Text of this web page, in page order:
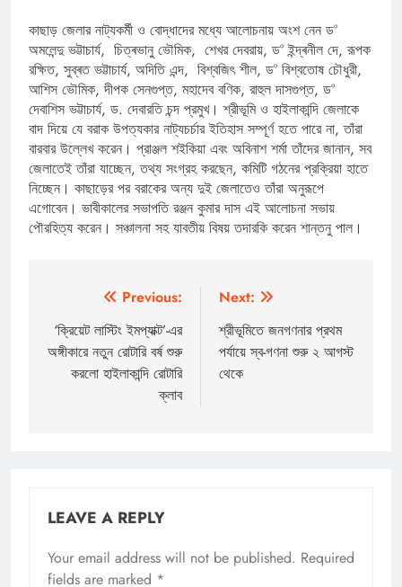
কাছাড় জেলার নাট্যকর্মী ও বোদ্ধাদের মধ্যে আলোচনায় অংশ নেন ড°
অমলেন্দু ভট্টাচার্য, চিত্ৰভানু ভৌমিক, শেখর দেবরায়, ড° ইন্দ্ৰনীল দে, রূপক
রক্ষিত, সুব্ৰত ভট্টাচার্য, অদিতি এন্দ, বিশ্বজিৎ শীল, ড° বিশ্বতোষ চৌধুরী,
আশিস ভৌমিক, দীপক সেনগুপ্ত, মহাদেব বণিক, রাহুল দাসগুপ্ত, ড°
দেবাশিস ভট্টাচার্য, ড. দেবারতি চন্দ প্রমুখ। শ্রীভূমি ও হাইলাকান্দি জেলাকে
বাদ দিয়ে যে বরাক উপত্যকার নাট্যচর্চার ইতিহাস সম্পূর্ণ হতে পারে না, তাঁরা
বারবার উল্লেখ করেন। প্রাঞ্জল শইকিয়া এবং অবিনাশ শর্মা তাঁদের জানান, সব
জেলাতেই তাঁরা যাচ্ছেন, তথ্য সংগ্রহ করছেন, কমিটি গঠনের প্রক্রিয়া হাতে
নিচ্ছেন। কাছাড়ের পর বরাকের অন্য দুই জেলাতেও তাঁরা অনুরূপে
এগোবেন। ভাবীকালের সভাপতি রঞ্জন কুমার দাস এই আলোচনা সভায়
পৌরহিত্য করেন। সঞ্চালনা সহ যাবতীয় বিষয় তদারকি করেন শান্তনু পাল।
navigation
Previous:
‘ক্রিয়েট লাস্টিং ইমপ্যাক্ট’-এর
অঙ্গীকারে নতুন রোটারি বর্ষ শুরু
করলো হাইলাকান্দি রোটারি
ক্লাব
Next:
শ্রীভূমিতে জনগণনার প্রথম
পর্যায়ে স্ব-গণনা শুরু ২ আগস্ট
থেকে
LEAVE A REPLY
Your email address will not be published. Required
fields are marked *